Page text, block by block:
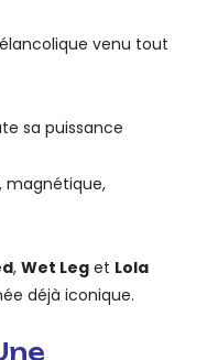
venu tout
sa puissance
magnétique,
, Wet Leg et Lola
déjà iconique.